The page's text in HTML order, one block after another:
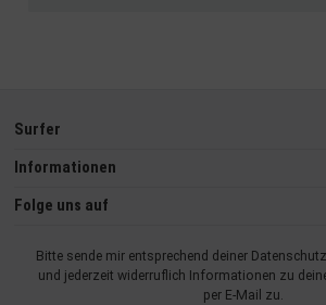
Surfer
Informationen
Folge uns auf
Bitte sende mir entsprechend deiner
und jederzeit widerruflich Informationen zu
per E-Mail zu.